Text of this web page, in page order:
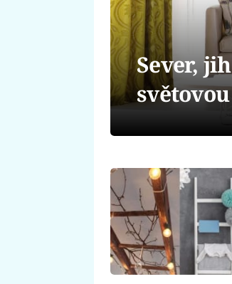
Sever,